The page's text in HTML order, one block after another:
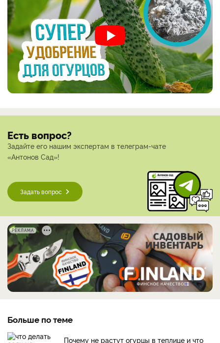
Есть вопрос?
Задайте его нашим экспертам в телеграм-чате
«Антонов Сад»!
Задать вопрос
РЕКЛАМА
Больше по теме
Почему не растут огурцы в теплице и что